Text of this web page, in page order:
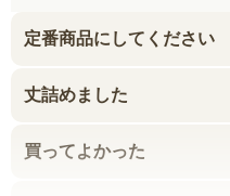
定番商品にしてください
丈詰めました
買ってよかった